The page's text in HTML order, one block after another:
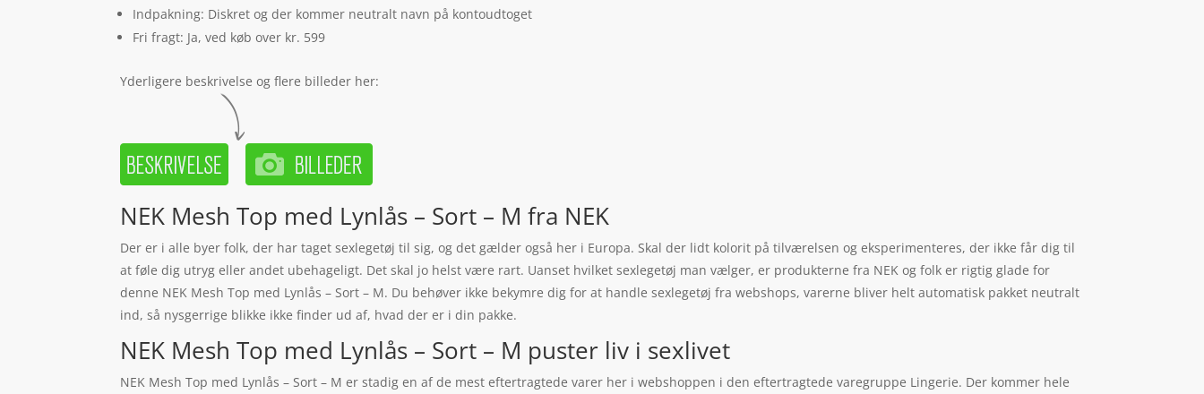
Indpakning: Diskret og der kommer neutralt navn på kontoudtoget
Fri fragt: Ja, ved køb over kr. 599
Yderligere beskrivelse og flere billeder her:
NEK Mesh Top med Lynlås – Sort – M fra NEK
Der er i alle byer folk, der har taget sexlegetøj til sig, og det gælder også her i Europa. Skal der lidt kolorit på tilværelsen og eksperimenteres, der ikke får dig til
at føle dig utryg eller andet ubehageligt. Det skal jo helst være rart. Uanset hvilket sexlegetøj man vælger, er produkterne fra NEK og folk er rigtig glade for
denne NEK Mesh Top med Lynlås – Sort – M. Du behøver ikke bekymre dig for at handle sexlegetøj fra webshops, varerne bliver helt automatisk pakket neutralt
ind, så nysgerrige blikke ikke finder ud af, hvad der er i din pakke.
NEK Mesh Top med Lynlås – Sort – M puster liv i sexlivet
NEK Mesh Top med Lynlås – Sort – M er stadig en af de mest eftertragtede varer her i webshoppen i den eftertragtede varegruppe Lingerie. Der kommer hele